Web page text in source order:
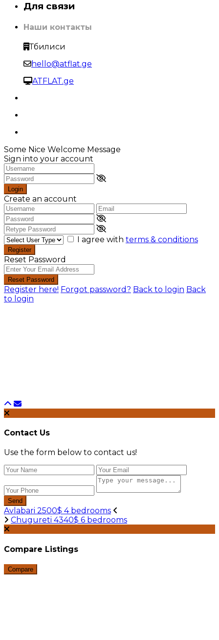
Для связи
Наши контакты
Тбилиси
hello@atflat.ge
ATFLAT.ge
Some Nice Welcome Message
Sign into your account
Login
Create an account
I agree with terms & conditions
Register
Reset Password
Reset Password
Register here! Forgot password? Back to login Back
to login
Contact Us
Use the form below to contact us!
Send
Avlabari 2500$ 4 bedrooms
Chugureti 4340$ 6 bedrooms
Compare Listings
Compare